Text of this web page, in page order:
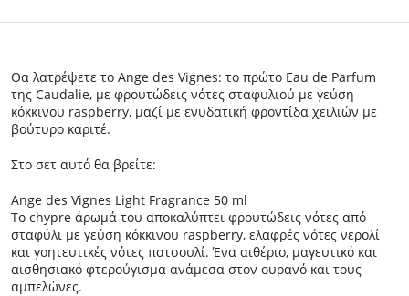
Θα λατρέψετε το Ange des Vignes: το πρώτο Eau de Parfum
της Caudalie, με φρουτώδεις νότες σταφυλιού με γεύση
κόκκινου raspberry, μαζί με ενυδατική φροντίδα χειλιών με
βούτυρο καριτέ.
Στο σετ αυτό θα βρείτε:
Ange des Vignes Light Fragrance 50 ml
Το chypre άρωμά του αποκαλύπτει φρουτώδεις νότες από
σταφύλι με γεύση κόκκινου raspberry, ελαφρές νότες νερολί
και γοητευτικές νότες πατσουλί. Ένα αιθέριο, μαγευτικό και
αισθησιακό φτερούγισμα ανάμεσα στον ουρανό και τους
αμπελώνες.